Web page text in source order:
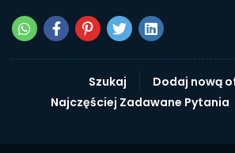
Szukaj
Dodaj nową
Najczęściej Zadawane Pytania